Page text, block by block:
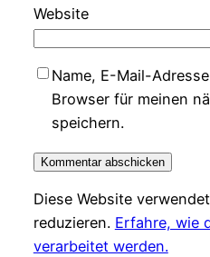
Website
Name, E-Mail-
Browser für meinen
speichern.
Diese Website
reduzieren. Erfahre, wie
verarbeitet werden.